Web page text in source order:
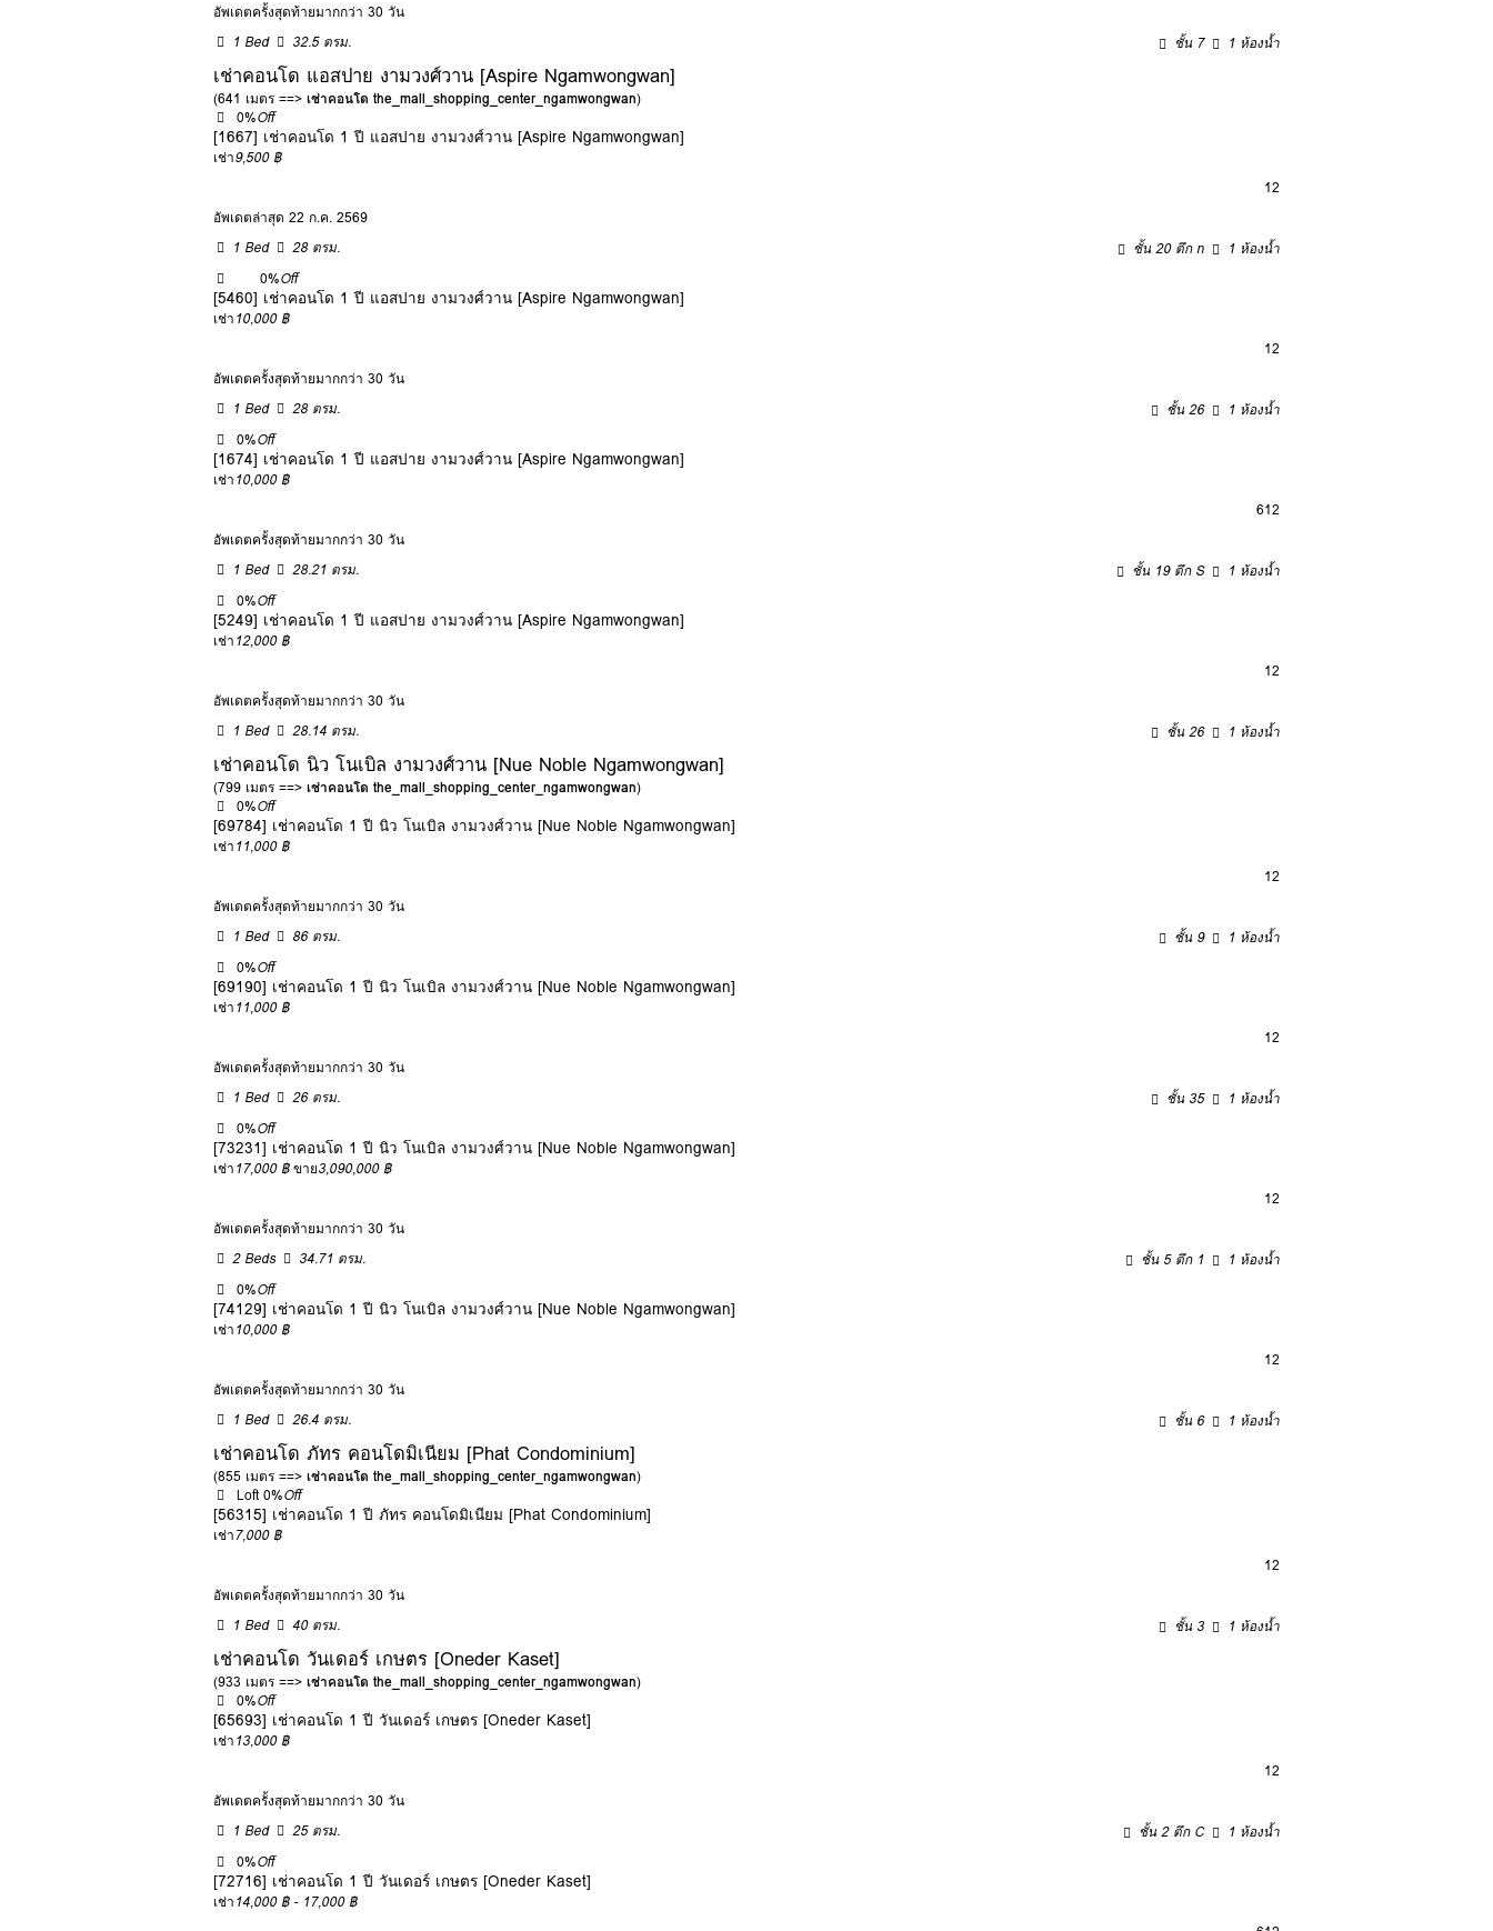
อัพเดตครั้งสุดท้ายมากกว่า 30 วัน
1 Bed
32.5 ตรม. ชั้น 7 1 ห้องน้ำ
เช่าคอนโด แอสปาย งามวงศ์วาน [Aspire Ngamwongwan]
(641 เมตร ==> เช่าคอนโด the_mall_shopping_center_ngamwongwan)
0%Off
[1667] เช่าคอนโด 1 ปี แอสปาย งามวงศ์วาน [Aspire Ngamwongwan]
เช่า9,500 ฿
12
อัพเดตล่าสุด 22 ก.ค. 2569
1 Bed
28 ตรม. ชั้น 20 ตึก n
1 ห้องน้ำ
0%Off
[5460] เช่าคอนโด 1 ปี แอสปาย งามวงศ์วาน [Aspire Ngamwongwan]
เช่า10,000 ฿
12
อัพเดตครั้งสุดท้ายมากกว่า 30 วัน
1 Bed
28 ตรม. ชั้น 26
1 ห้องน้ำ
0%Off
[1674] เช่าคอนโด 1 ปี แอสปาย งามวงศ์วาน [Aspire Ngamwongwan]
เช่า10,000 ฿
612
อัพเดตครั้งสุดท้ายมากกว่า 30 วัน
1 Bed
28.21 ตรม. ชั้น 19 ตึก S
1 ห้องน้ำ
0%Off
[5249] เช่าคอนโด 1 ปี แอสปาย งามวงศ์วาน [Aspire Ngamwongwan]
เช่า12,000 ฿
12
อัพเดตครั้งสุดท้ายมากกว่า 30 วัน
1 Bed
28.14 ตรม. ชั้น 26 1 ห้องน้ำ
เช่าคอนโด นิว โนเบิล งามวงศ์วาน [Nue Noble Ngamwongwan]
(799 เมตร ==> เช่าคอนโด the_mall_shopping_center_ngamwongwan)
0%Off
[69784] เช่าคอนโด 1 ปี นิว โนเบิล งามวงศ์วาน [Nue Noble Ngamwongwan]
เช่า11,000 ฿
12
อัพเดตครั้งสุดท้ายมากกว่า 30 วัน
1 Bed
86 ตรม. ชั้น 9
1 ห้องน้ำ
0%Off
[69190] เช่าคอนโด 1 ปี นิว โนเบิล งามวงศ์วาน [Nue Noble Ngamwongwan]
เช่า11,000 ฿
12
อัพเดตครั้งสุดท้ายมากกว่า 30 วัน
1 Bed
26 ตรม. ชั้น 35
1 ห้องน้ำ
0%Off
[73231] เช่าคอนโด 1 ปี นิว โนเบิล งามวงศ์วาน [Nue Noble Ngamwongwan]
เช่า17,000 ฿ ขาย3,090,000 ฿
12
อัพเดตครั้งสุดท้ายมากกว่า 30 วัน
2 Beds
34.71 ตรม. ชั้น 5 ตึก 1
1 ห้องน้ำ
0%Off
[74129] เช่าคอนโด 1 ปี นิว โนเบิล งามวงศ์วาน [Nue Noble Ngamwongwan]
เช่า10,000 ฿
12
อัพเดตครั้งสุดท้ายมากกว่า 30 วัน
1 Bed
26.4 ตรม. ชั้น 6 1 ห้องน้ำ
เช่าคอนโด ภัทร คอนโดมิเนียม [Phat Condominium]
(855 เมตร ==> เช่าคอนโด the_mall_shopping_center_ngamwongwan)
Loft 0%Off
[56315] เช่าคอนโด 1 ปี ภัทร คอนโดมิเนียม [Phat Condominium]
เช่า7,000 ฿
12
อัพเดตครั้งสุดท้ายมากกว่า 30 วัน
1 Bed
40 ตรม. ชั้น 3 1 ห้องน้ำ
เช่าคอนโด วันเดอร์ เกษตร [Oneder Kaset]
(933 เมตร ==> เช่าคอนโด the_mall_shopping_center_ngamwongwan)
0%Off
[65693] เช่าคอนโด 1 ปี วันเดอร์ เกษตร [Oneder Kaset]
เช่า13,000 ฿
12
อัพเดตครั้งสุดท้ายมากกว่า 30 วัน
1 Bed
25 ตรม. ชั้น 2 ตึก C
1 ห้องน้ำ
0%Off
[72716] เช่าคอนโด 1 ปี วันเดอร์ เกษตร [Oneder Kaset]
เช่า14,000 ฿ - 17,000 ฿